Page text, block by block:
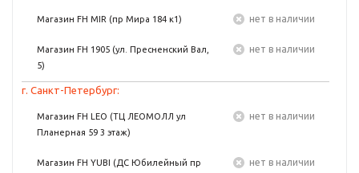
Магазин FH MIR (пр Мира 184 к1) Нет в наличии
Магазин FH 1905 (ул. Пресненский Вал,
5)
Нет в наличии
г. Санкт-Петербург:
Магазин FH LEO (ТЦ ЛЕОМОЛЛ ул
Планерная 59 3 этаж)
Нет в наличии
Магазин FH YUBI (ДС Юбилейный пр
Нет в наличии